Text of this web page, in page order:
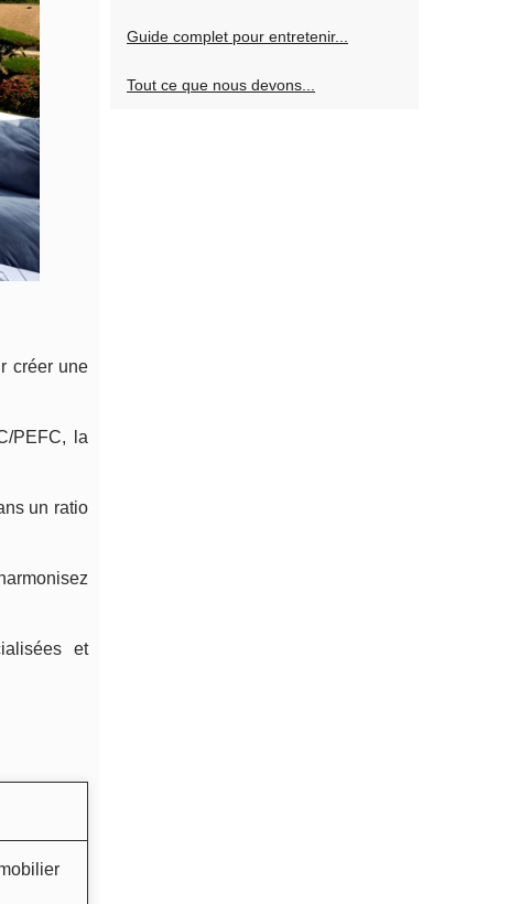
créer une
PEFC, la
un ratio
et
Guide complet pour entretenir...
Tout ce que nous devons...